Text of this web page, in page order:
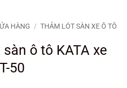
HÀNG / THẢM LÓT SÀN XE Ô TÔ
ô tô KATA xe
50